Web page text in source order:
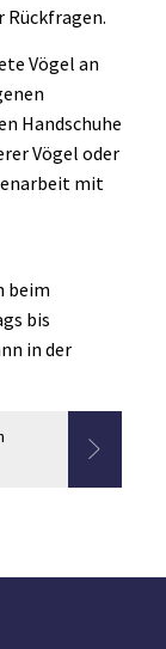
Rückfragen.
Vögel an
Handschuhe
Vögel oder
mit
beim
bis
in der